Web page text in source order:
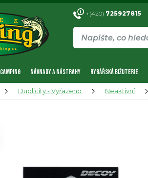
+(420) 725927815
CAMPING NÁVNADY A NÁSTRAHY RYBÁŘSKÁ BIŽUTERIE
Duplicity - Vyřazeno Neaktivní